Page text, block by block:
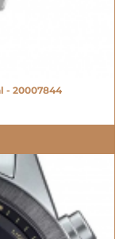
- 20007844